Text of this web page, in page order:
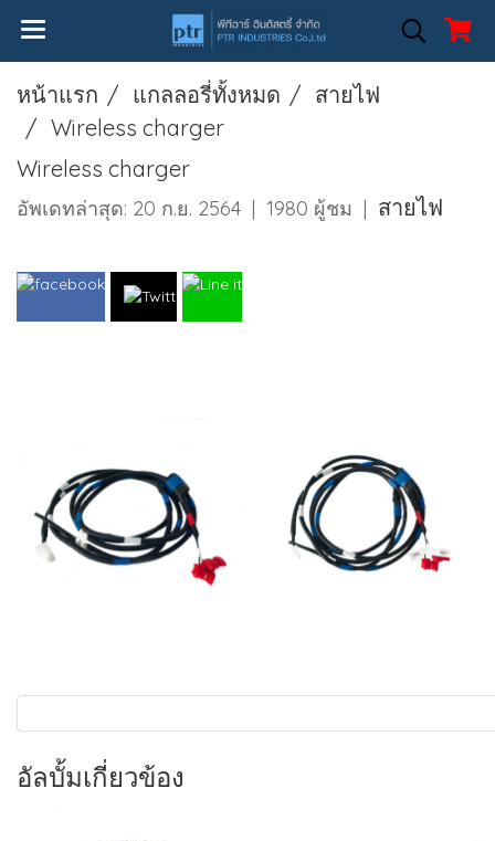
หน้าแรก แกลลอรี่ทั้งหมด
สายไฟ
Wireless charger
Wireless charger
อัพเดทล่าสุด: 20 ก.ย. 2564 | 1980 ผู้ชม | สายไฟ
อัลบั้มเกี่ยวข้อง